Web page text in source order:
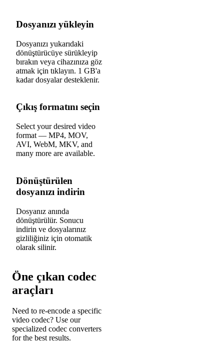
Dosyanızı yükleyin
Dosyanızı yukarıdaki
dönüştürücüye sürükleyip
bırakın veya cihazınıza göz
atmak için tıklayın. 1 GB'a
kadar dosyalar desteklenir.
Çıkış formatını seçin
Select your desired video
format — MP4, MOV,
AVI, WebM, MKV, and
many more are available.
Dönüştürülen
dosyanızı indirin
Dosyanız anında
dönüştürülür. Sonucu
indirin ve dosyalarınız
gizliliğiniz için otomatik
olarak silinir.
Öne çıkan codec
araçları
Need to re-encode a specific
video codec? Use our
specialized codec converters
for the best results.